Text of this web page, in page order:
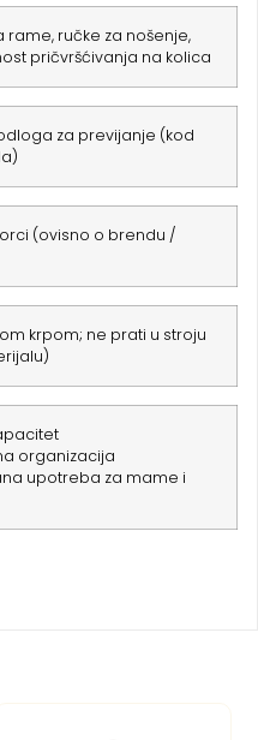
rame, ručke za nošenje,
pričvršćivanja na kolica
za previjanje (kod
(ovisno o brendu /
krpom; ne prati u stroju
organizacija
upotreba za mame i